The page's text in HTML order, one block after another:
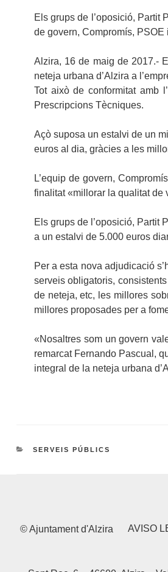
Els grups de l’oposició, Partit
de govern, Compromís, PSOE
Alzira, 16 de maig de 2017.-
neteja urbana d’Alzira a
Tot això de conformitat amb
Prescripcions Tècniques.
Açò suposa un estalvi de un
euros al dia, gràcies a les
L’equip de govern,
finalitat «millorar la qualitat de
Els grups de l’oposició, Partit
a un estalvi de 5.000 euros
Per a esta nova adjudicació
serveis obligatoris,
de neteja, etc, les millores
millores proposades per a
«Nosaltres som un govern
remarcat Fernando Pascual,
integral de la neteja urbana
CATEGORIES
SERVEIS PÚBLICS
© Ajuntament d'Alzira AVISO